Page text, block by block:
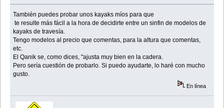
También puedes probar unos kayaks míos para que
te resulte más fácil a la hora de decidirte entre un sinfin de modelos de
kayaks de travesía.
Tengo modelos al precio que comentas, para la altura que comentas,
etc.
El Qanik se, como dices, "ajusta muy bien en la cadera.
Pero sería cuestión de probarlo. Si puedo ayudarte, lo haré con mucho
gusto.
En línea